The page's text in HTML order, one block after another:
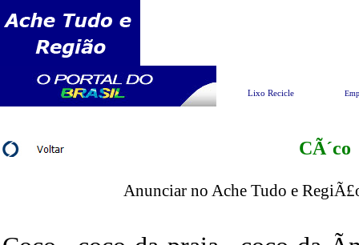
Lixo Recicle
CÃ´co
Anunciar no Ache Tudo e